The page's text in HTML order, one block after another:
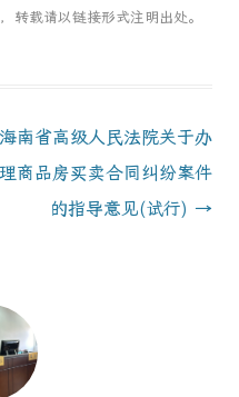
，转载请以链接形式注明出处。
海南省高级人民法院关于办
理商品房买卖合同纠纷案件
的指导意见(试行) →